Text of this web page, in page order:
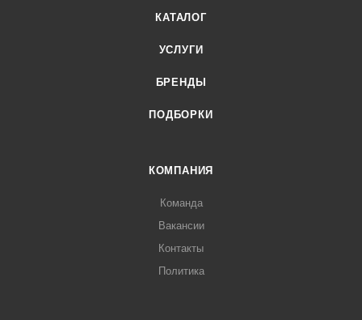
КАТАЛОГ
УСЛУГИ
БРЕНДЫ
ПОДБОРКИ
КОМПАНИЯ
Команда
Вакансии
Контакты
Политика